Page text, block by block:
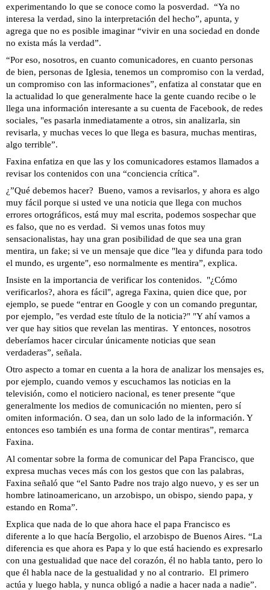
experimentando lo que se conoce como la posverdad. “Ya no
interesa la verdad, sino la interpretación del hecho”, apunta, y
agrega que no es posible imaginar “vivir en una sociedad en donde
no exista más la verdad”.
“Por eso, nosotros, en cuanto comunicadores, en cuanto personas
de bien, personas de Iglesia, tenemos un compromiso con la verdad,
un compromiso con las informaciones”, enfatiza al constatar que en
la actualidad lo que generalmente hace la gente cuando recibe o le
llega una información interesante a su cuenta de Facebook, de redes
sociales, "es pasarla inmediatamente a otros, sin analizarla, sin
revisarla, y muchas veces lo que llega es basura, muchas mentiras,
algo terrible”.
Faxina enfatiza en que las y los comunicadores estamos llamados a
revisar los contenidos con una “conciencia crítica”.
¿”Qué debemos hacer? Bueno, vamos a revisarlos, y ahora es algo
muy fácil porque si usted ve una noticia que llega con muchos
errores ortográficos, está muy mal escrita, podemos sospechar que
es falso, que no es verdad. Si vemos unas fotos muy
sensacionalistas, hay una gran posibilidad de que sea una gran
mentira, un fake; si ve un mensaje que dice "lea y difunda para todo
el mundo, es urgente", eso normalmente es mentira”, explica.
Insiste en la importancia de verificar los contenidos. "¿Cómo
verificarlos?, ahora es fácil", agrega Faxina, quien dice que, por
ejemplo, se puede “entrar en Google y con un comando preguntar,
por ejemplo, "es verdad este título de la noticia?" "Y ahí vamos a
ver que hay sitios que revelan las mentiras. Y entonces, nosotros
deberíamos hacer circular únicamente noticias que sean
verdaderas”, señala.
Otro aspecto a tomar en cuenta a la hora de analizar los mensajes es,
por ejemplo, cuando vemos y escuchamos las noticias en la
televisión, como el noticiero nacional, es tener presente “que
generalmente los medios de comunicación no mienten, pero sí
omiten información. O sea, dan un solo lado de la información. Y
entonces eso también es una forma de contar mentiras”, remarca
Faxina.
Al comentar sobre la forma de comunicar del Papa Francisco, que
expresa muchas veces más con los gestos que con las palabras,
Faxina señaló que “el Santo Padre nos trajo algo nuevo, y es ser un
hombre latinoamericano, un arzobispo, un obispo, siendo papa, y
estando en Roma”.
Explica que nada de lo que ahora hace el papa Francisco es
diferente a lo que hacía Bergolio, el arzobispo de Buenos Aires. “La
diferencia es que ahora es Papa y lo que está haciendo es expresarlo
con una gestualidad que nace del corazón, él no habla tanto, pero lo
que él habla nace de la gestualidad y no al contrario. El primero
actúa y luego habla, y nunca obligó a nadie a hacer nada a nadie”.